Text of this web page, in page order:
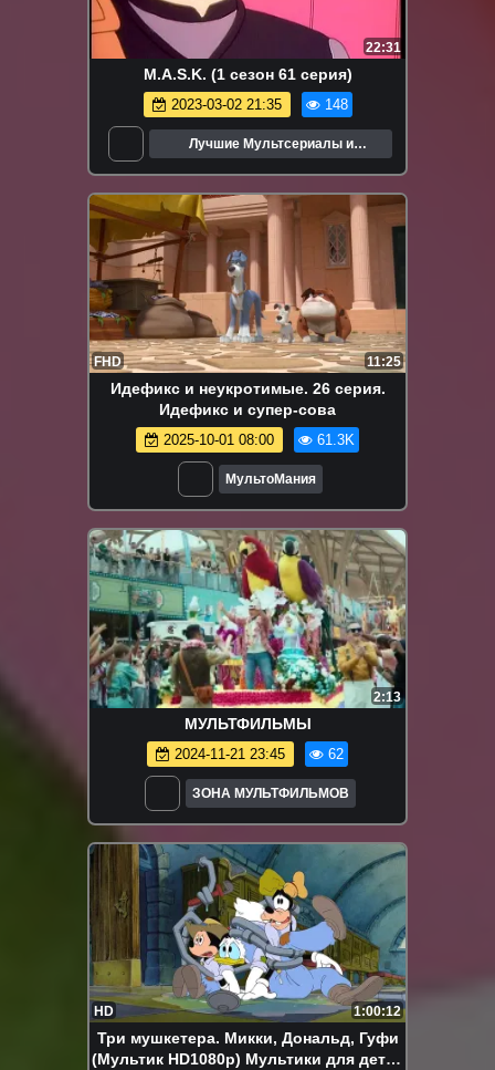
22:31
M.A.S.K. (1 сезон 61 серия)
2023-03-02 21:35 148
Лучшие Мультсериалы и
Мультфильмы
FHD 11:25
Идефикс и неукротимые. 26 серия.
Идефикс и супер-сова
2025-10-01 08:00 61.3K
МультоМания
2:13
МУЛЬТФИЛЬМЫ
2024-11-21 23:45 62
ЗОНА МУЛЬТФИЛЬМОВ
HD 1:00:12
Три мушкетера. Микки, Дональд, Гуфи
(Мультик HD1080p) Мультики для детей